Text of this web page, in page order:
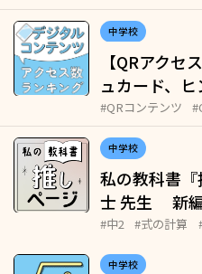
中学校
【QRアクセ
ュカード、
#QRコンテンツ
中学校
私の教科書
士 先生 新
#中2 #式の計算
中学校